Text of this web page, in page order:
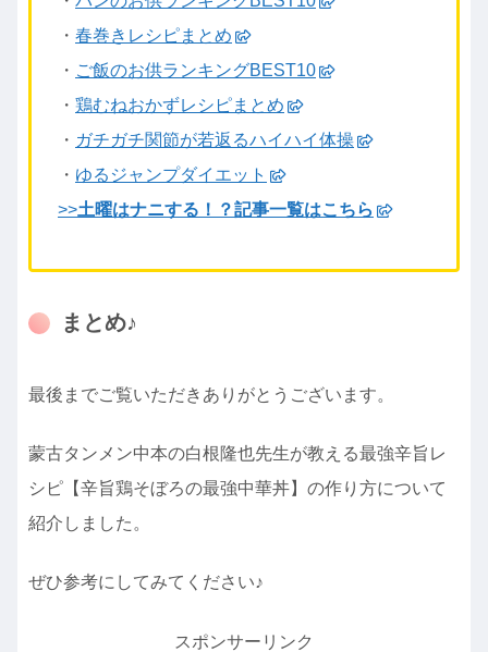
・ 春巻きレシピまとめ
・ ご飯のお供ランキングBEST10
・ 鶏むねおかずレシピまとめ
・ ガチガチ関節が若返るハイハイ体操
・ ゆるジャンプダイエット
>>土曜はナニする！？記事一覧はこちら
まとめ♪
最後までご覧いただきありがとうございます。
蒙古タンメン中本の白根隆也先生が教える最強辛旨レ
シピ【辛旨鶏そぼろの最強中華丼】の作り方について
紹介しました。
ぜひ参考にしてみてください♪
スポンサーリンク